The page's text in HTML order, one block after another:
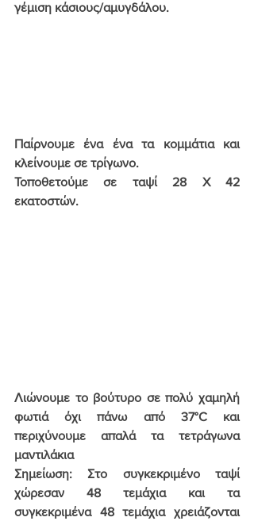
γέμιση κάσιους/αμυγδάλου.
Παίρνουμε ένα ένα τα κομμάτια και
κλείνουμε σε τρίγωνο.
Τοποθετούμε σε ταψί 28 X 42
εκατοστών.
Λιώνουμε το βούτυρο σε πολύ χαμηλή
φωτιά όχι πάνω από 37°C και
περιχύνουμε απαλά τα τετράγωνα
μαντιλάκια
Σημείωση: Στο συγκεκριμένο ταψί
χώρεσαν 48 τεμάχια και τα
συγκεκριμένα 48 τεμάχια χρειάζονται